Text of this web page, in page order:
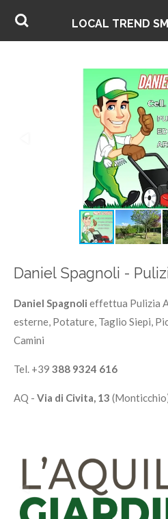
Vai
LOCAL TREND
Daniel Spagnoli -
Daniel Spagnoli effettua Pulizia
esterne, Potature, Taglio Siepi,
Camini
Tel. +39 388 9324 616
AQ - Via di Civita, 13